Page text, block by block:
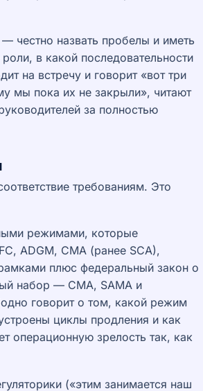
честно назвать пробелы и иметь
в какой последовательности
на встречу и говорит «вот три
мы пока их не закрыли», читают
за полностью
требованиям. Это
режимами, которые
ADGM, CMA (ранее SCA),
плюс федеральный закон о
набор — CMA, SAMA и
говорит о том, какой режим
циклы продления и как
операционную зрелость так, как
(«этим занимается наш